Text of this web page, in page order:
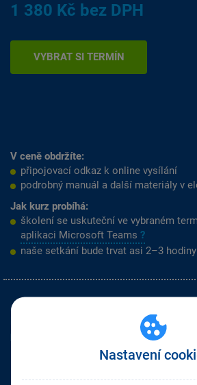
Nastavení
1 380 Kč bez DPH
VYBRAT SI TERMÍN
V ceně obdržíte:
připojovací odkaz k online vysílání
podrobný manuál a další materiály v
Jak kurz probíhá:
školení se uskuteční ve vybraném
aplikaci Microsoft Teams ?
naše setkání bude trvat asi 2–3
Kapacita školení JMHZ s lektorem se
připravili možnost koupit si jeho záznam.